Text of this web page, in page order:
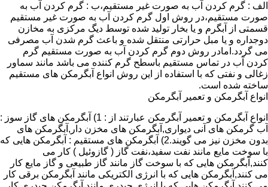
الف : گرم کردن آب به صورت غیر مستقیم،ب : گرم کردن آب به
صورت مستقیم،در روش اول گرم کردن آب به صورت غیر مستقیم
قسمتی از آبگرم و یا بخار تولید شده توسط دیگ مرکزی به مخازن
دوجداره و یا مبل حرارتی منتقل شده و باعث گرم شدن آب مصرفی
می گردد.امادر روش دوم گرم کردن آب به صورت مستقیم گرم
کردن آب در تماس مستقیم باسطح گرم کننده می باشد مانند سماور
زغالی و نفتی که با استفاده از این روش انواع آبگرمکن های مستقیم
ساخته شده است.
انواع آبگرمکن و تعمیر آبگرمکن
انواع آبگرمکن و تعمیر آبگرمکن عبارتند از : 1) آبگرمکن های گاز سوز :
آب گرمکن های آنی دیواری,آبگرمکن های مخزن دار,آبگرمکن های
بدون مخزن نیز می گویند.2) آبگرمکن های مستقیم : آبگرمکن هایی که
با سوخت مایع مانند نفت سفید،نفت گاز ( گازوئیل ) کار می
کنند,آبگرمکن هایی که با سوخت گاز مانند گاز طبیعی و گاز مایع کار
می کنند,آبگرمکن هایی که با انرژی الکتریکی مانند آبگرمکن برقی کار